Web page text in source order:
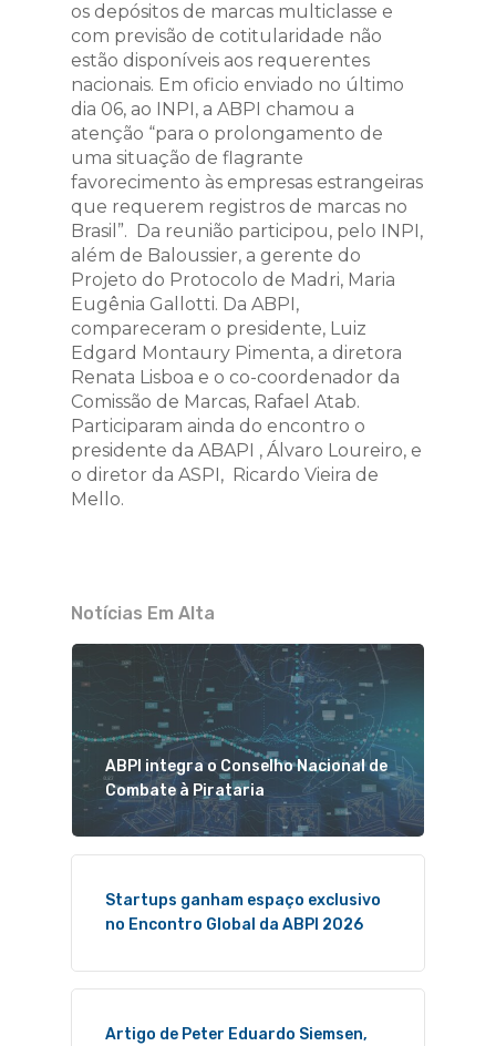
os depósitos de marcas multiclasse e
com previsão de cotitularidade não
estão disponíveis aos requerentes
nacionais. Em oficio enviado no último
dia 06, ao INPI, a ABPI chamou a
atenção “para o prolongamento de
uma situação de flagrante
favorecimento às empresas estrangeiras
que requerem registros de marcas no
Brasil”. Da reunião participou, pelo INPI,
além de Baloussier, a gerente do
Projeto do Protocolo de Madri, Maria
Eugênia Gallotti. Da ABPI,
compareceram o presidente, Luiz
Edgard Montaury Pimenta, a diretora
Renata Lisboa e o co-coordenador da
Comissão de Marcas, Rafael Atab.
Participaram ainda do encontro o
presidente da ABAPI , Álvaro Loureiro, e
o diretor da ASPI, Ricardo Vieira de
Mello.
Notícias Em Alta
ABPI integra o Conselho Nacional de
Combate à Pirataria
Startups ganham espaço exclusivo
no Encontro Global da ABPI 2026
Artigo de Peter Eduardo Siemsen,